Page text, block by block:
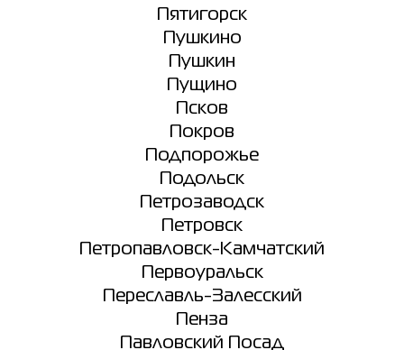
Пятигорск
Пушкино
Пушкин
Пущино
Псков
Покров
Подпорожье
Подольск
Петрозаводск
Петровск
Петропавловск-Камчатский
Первоуральск
Переславль-Залесский
Пенза
Павловский Посад